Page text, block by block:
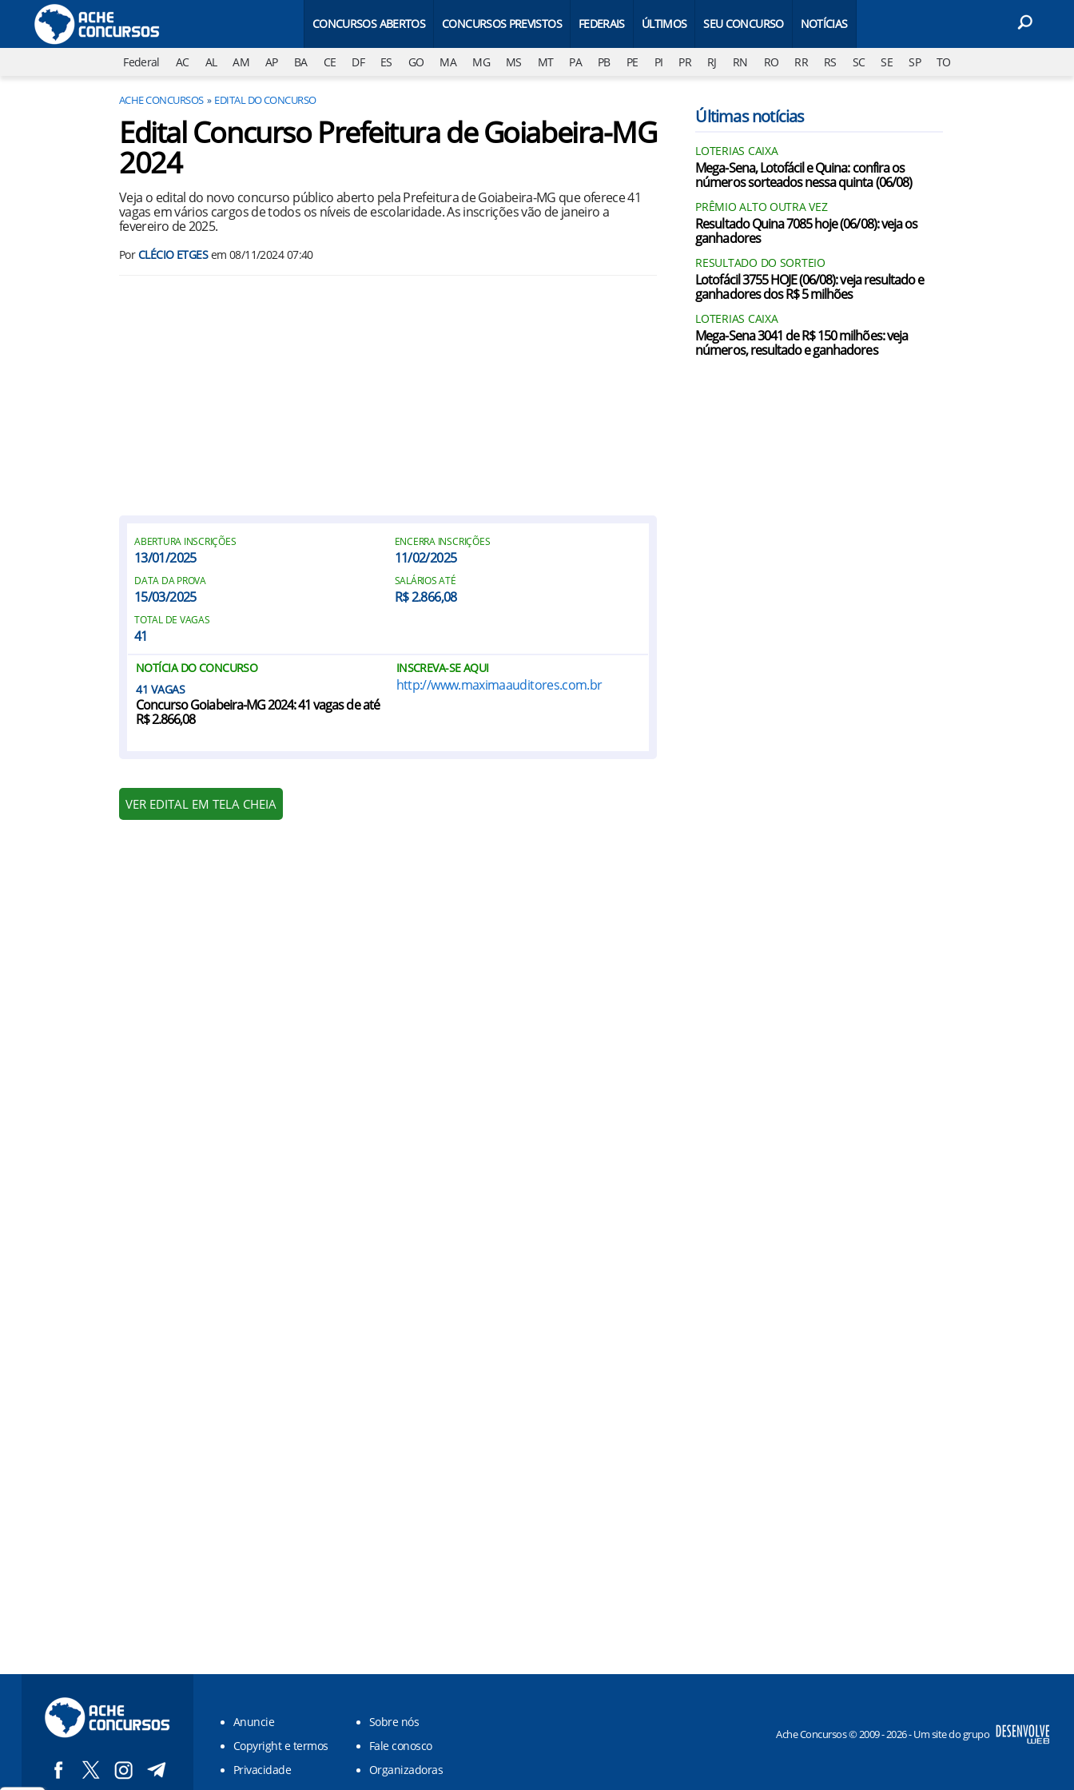
CONCURSOS ABERTOS CONCURSOS PREVISTOS FEDERAIS ÚLTIMOS SEU CONCURSO NOTÍCIAS
Federal AC AL AM AP BA CE DF ES GO MA MG MS MT PA PB PE PI PR RJ RN RO RR RS SC SE SP TO
ACHE CONCURSOS EDITAL DO CONCURSO
Edital Concurso Prefeitura de Goiabeira-MG
2024
Veja o edital do novo concurso público aberto pela Prefeitura de Goiabeira-MG que oferece 41
vagas em vários cargos de todos os níveis de escolaridade. As inscrições vão de janeiro a
fevereiro de 2025.
PorCLÉCIO ETGESem 08/11/2024 07:40
ABERTURA INSCRIÇÕES
13/01/2025
ENCERRA INSCRIÇÕES
11/02/2025
DATA DA PROVA
15/03/2025
SALÁRIOS ATÉ
R$ 2.866,08
TOTAL DE VAGAS
41
NOTÍCIA DO CONCURSO
41
Concurso Goiabeira-MG 2024: 41 vagas de até
R$ 2.866,08
INSCREVA-SE AQUI
http://www.maximaauditores.com.br
VER EDITAL EM TELA CHEIA
Últimas notícias
LOTERIAS CAIXA
Mega-Sena, Lotofácil e Quina: confira os
números sorteados nessa quinta (06/08)
PRÊMIO ALTO OUTRA VEZ
Resultado Quina 7085 hoje (06/08): veja os
ganhadores
RESULTADO DO SORTEIO
Lotofácil 3755 HOJE (06/08): veja resultado e
ganhadores dos R$ 5 milhões
LOTERIAS CAIXA
Mega-Sena 3041 de R$ 150 milhões: veja
números, resultado e ganhadores
Anuncie
Sobre nós
Copyright e termos
Fale conosco
Privacidade
Organizadoras
Ache Concursos © 2009 - 2026 - Um site do grupo